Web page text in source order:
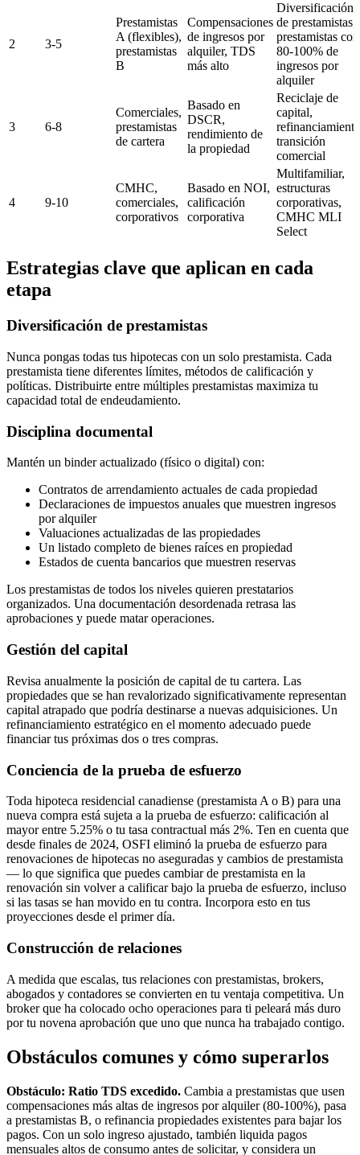
2 3-5
Prestamistas
A (flexibles),
prestamistas
B
Compensaciones
de ingresos por
alquiler, TDS
más alto
Diversificación
de prestamistas,
prestamistas con
80-100% de
ingresos por
alquiler
3 6-8
Comerciales,
prestamistas
de cartera
Basado en
DSCR,
rendimiento de
la propiedad
Reciclaje de
capital,
transición
comercial
4 9-10
CMHC,
comerciales,
corporativos
Basado en NOI,
calificación
corporativa
Multifamiliar,
estructuras
corporativas,
CMHC MLI
Select
Estrategias clave que aplican en cada
etapa
Diversificación de prestamistas
Nunca pongas todas tus hipotecas con un solo prestamista. Cada
prestamista tiene diferentes límites, métodos de calificación y
políticas. Distribuirte entre múltiples prestamistas maximiza tu
capacidad total de endeudamiento.
Disciplina documental
Mantén un binder actualizado (físico o digital) con:
Contratos de arrendamiento actuales de cada propiedad
Declaraciones de impuestos anuales que muestren ingresos
por alquiler
Valuaciones actualizadas de las propiedades
Un listado completo de bienes raíces en propiedad
Estados de cuenta bancarios que muestren reservas
Los prestamistas de todos los niveles quieren prestatarios
organizados. Una documentación desordenada retrasa las
aprobaciones y puede matar operaciones.
Gestión del capital
Revisa anualmente la posición de capital de tu cartera. Las
propiedades que se han revalorizado significativamente representan
capital atrapado que podría destinarse a nuevas adquisiciones. Un
refinanciamiento estratégico en el momento adecuado puede
financiar tus próximas dos o tres compras.
Conciencia de la prueba de esfuerzo
Toda hipoteca residencial canadiense (prestamista A o B) para una
nueva compra está sujeta a la prueba de esfuerzo: calificación al
mayor entre 5.25% o tu tasa contractual más 2%. Ten en cuenta que
desde finales de 2024, OSFI eliminó la prueba de esfuerzo para
renovaciones de hipotecas no aseguradas y cambios de prestamista
— lo que significa que puedes cambiar de prestamista en la
renovación sin volver a calificar bajo la prueba de esfuerzo, incluso
si las tasas se han movido en tu contra. Incorpora esto en tus
proyecciones desde el primer día.
Construcción de relaciones
A medida que escalas, tus relaciones con prestamistas, brokers,
abogados y contadores se convierten en tu ventaja competitiva. Un
broker que ha colocado ocho operaciones para ti peleará más duro
por tu novena aprobación que uno que nunca ha trabajado contigo.
Obstáculos comunes y cómo superarlos
Obstáculo: Ratio TDS excedido. Cambia a prestamistas que usen
compensaciones más altas de ingresos por alquiler (80-100%), pasa
a prestamistas B, o refinancia propiedades existentes para bajar los
pagos. Con un solo ingreso ajustado, también liquida pagos
mensuales altos de consumo antes de solicitar, y considera un